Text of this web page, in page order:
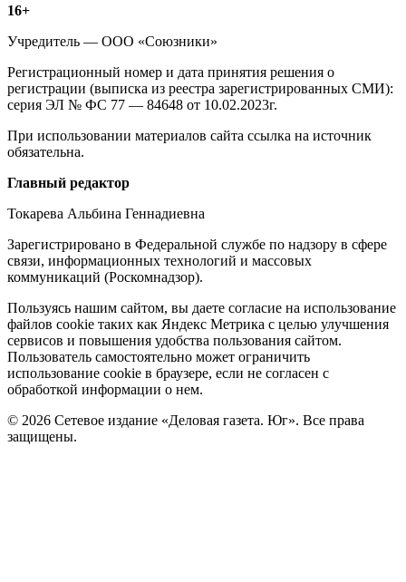
Информация
о
издании
16+
Учредитель — ООО «Союзники»
Регистрационный номер и дата принятия решения о
регистрации (выписка из реестра зарегистрированных СМИ):
серия ЭЛ № ФС 77 — 84648 от 10.02.2023г.
При использовании материалов сайта ссылка на источник
обязательна.
Редакция
Главный редактор
Токарева Альбина Геннадиевна
Зарегистрировано в Федеральной службе по надзору в сфере
связи, информационных технологий и массовых
коммуникаций (Роскомнадзор).
Политика
cookie
Пользуясь нашим сайтом, вы даете согласие на использование
файлов cookie таких как Яндекс Метрика с целью улучшения
сервисов и повышения удобства пользования сайтом.
Пользователь самостоятельно может ограничить
использование cookie в браузере, если не согласен с
обработкой информации о нем.
© 2026 Сетевое издание «Деловая газета. Юг». Все права
защищены.